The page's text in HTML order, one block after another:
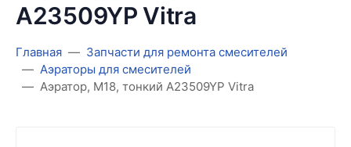
A23509YP Vitra
Главная
Запчасти для ремонта смесителей
Аэраторы для смесителей
Аэратор, М18, тонкий A23509YP Vitra